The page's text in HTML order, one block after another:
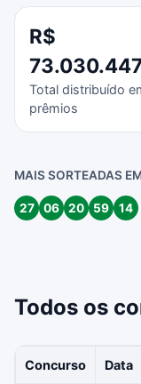
R$
Total distribuído
prêmios
MAIS SORTEADAS
27 06 20 59 14
Todos os
Concurso Data